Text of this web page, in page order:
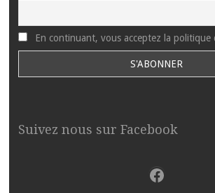
En continuant, vous acceptez la politique
Suivez nous sur Facebook
Facebook